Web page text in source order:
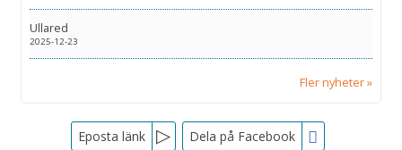
Ullared
2025-12-23
Fler nyheter
FacebookEposta länk Dela på Facebook